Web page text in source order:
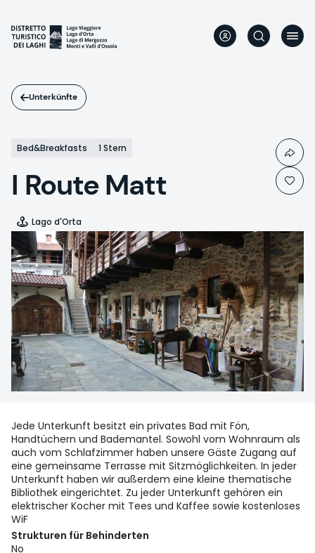
Inhalt
Unterkünfte
Bed&Breakfasts 1 Stern
I Route Matt
Lago d'Orta
Jede Unterkunft besitzt ein privates Bad mit Fön,
Handtüchern und Bademantel. Sowohl vom Wohnraum als
auch vom Schlafzimmer haben unsere Gäste Zugang auf
eine gemeinsame Terrasse mit Sitzmöglichkeiten. In jeder
Unterkunft haben wir außerdem eine kleine thematische
Bibliothek eingerichtet. Zu jeder Unterkunft gehören ein
elektrischer Kocher mit Tees und Kaffee sowie kostenloses
WiF
Strukturen für Behinderten
No